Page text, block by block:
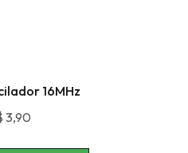
16MHz
3,90